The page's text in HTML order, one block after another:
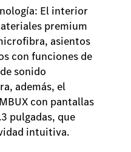
El interior
premium
asientos
con funciones de
sonido
además, el
con pantallas
pulgadas, que
intuitiva.